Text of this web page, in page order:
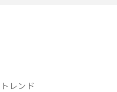
トレンド